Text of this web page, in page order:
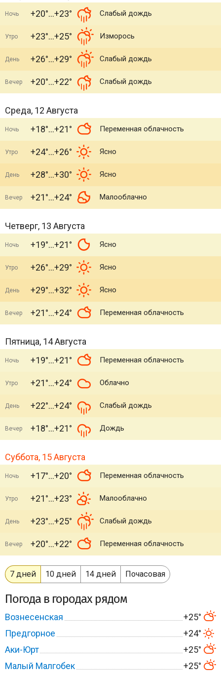
Ночь +20° +23° Слабый дождь
Утро +23° +25° Изморось
День +26° +29° Слабый дождь
Вечер +20° +22° Слабый дождь
Среда, 12 Августа
Ночь +18° +21° Переменная облачность
Утро +24° +26° Ясно
День +28° +30° Ясно
Вечер +21° +24° Малооблачно
Четверг, 13 Августа
Ночь +19° +21° Ясно
Утро +26° +29° Ясно
День +29° +32° Ясно
Вечер +21° +24° Переменная облачность
Пятница, 14 Августа
Ночь +19° +21° Переменная облачность
Утро +21° +24° Облачно
День +22° +24° Слабый дождь
Вечер +18° +21° Дождь
Суббота, 15 Августа
Ночь +17° +20° Переменная облачность
Утро +21° +23° Малооблачно
День +23° +25° Слабый дождь
Вечер +20° +22° Переменная облачность
7 дней 10 дней 14 дней Почасовая
Погода в городах рядом
Вознесенская
+25°
Предгорное
+24°
Аки-Юрт
+25°
Малый Малгобек
+25°